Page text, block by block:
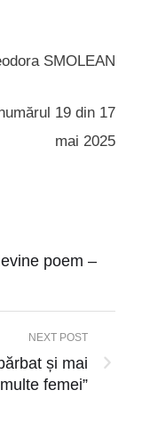
SMOLEAN
19 din 17
mai 2025
poem –
NEXT POST
și mai
multe femei”